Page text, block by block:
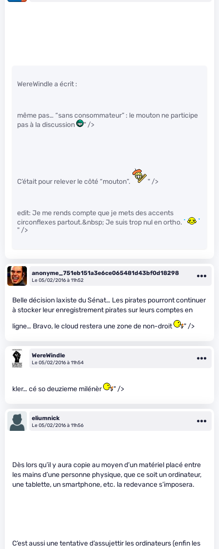
WereWindle a écrit :
même pas… “sans consommateur” : le mouton ne participe
pas à la discussion
" />
C’était pour relever le côté “mouton”. " />
edit: Je me rends compte que je mets des accents
circonflexes partout.&nbsp; Je suis trop nul en ortho.
" />
anonyme_751eb151a3e6ce065481d43bf0d18298
Le 05/02/2016 à 11h52
Belle décision laxiste du Sénat… Les pirates pourront continuer
à stocker leur enregistrement pirates sur leurs comptes en
ligne… Bravo, le cloud restera une zone de non-droit
" />
WereWindle
Le 05/02/2016 à 11h54
kler… cé so deuzieme milénèr " />
eliumnick
Le 05/02/2016 à 11h56
Dès lors qu’il y aura copie au moyen d’un matériel placé entre
les mains d’une personne physique, que ce soit un ordinateur,
une tablette, un smartphone, etc. la redevance s’imposera.
C’est aussi une tentative d’assujettir les ordinateurs (enfin les